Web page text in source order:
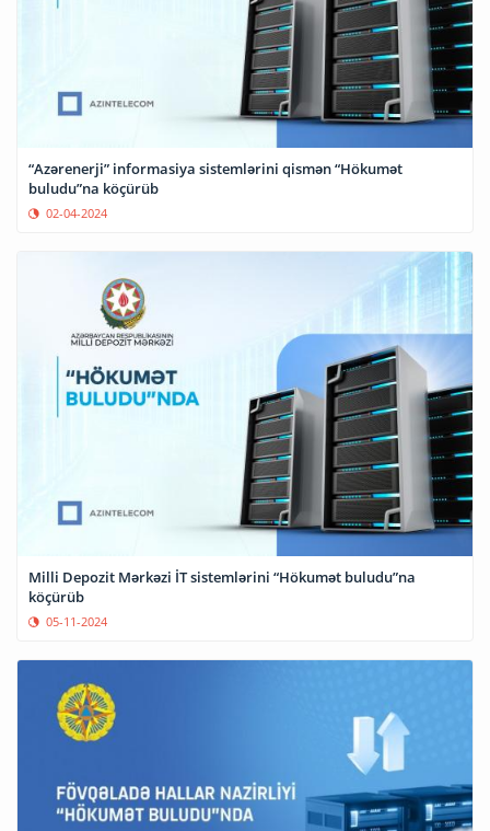
“Azərenerji” informasiya sistemlərini qismən “Hökumət
buludu”na köçürüb
02-04-2024
Milli Depozit Mərkəzi İT sistemlərini “Hökumət buludu”na
köçürüb
05-11-2024